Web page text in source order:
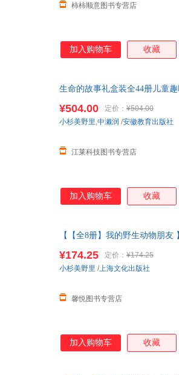
柿柿顺意图书专营店
加入购物车 收藏
生命的故事礼盒装全44册儿童
¥504.00 定价： ¥504.00
江莱科技图书专营店
小杉美野里,中濑润 /安徽教育出版社
加入购物车 收藏
【【全8册】我的野生动物朋
线当当客服
¥174.25 定价： ¥174.25
馨悦图书专营店
小杉美野里 /上海文化出版社
加入购物车 收藏